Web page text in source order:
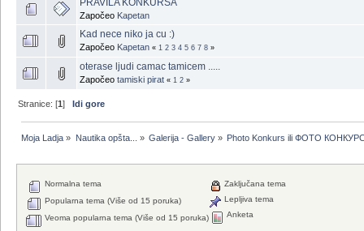
PRAVILA KONKURSA
Započeo Kapetan
Kad nece niko ja cu :)
Započeo Kapetan « 1 2 3 4 5 6 7 8 »
oterase ljudi camac tamicem .....
Započeo tamiski pirat « 1 2 »
Stranice: [1]Idi gore
Moja Ladja » Nautika opšta... » Galerija - Gallery» Photo Konkurs ili ФОТО
Normalna tema
Popularna tema (Više od 15 poruka)
Veoma popularna tema (Više od 15 poruka)
Zaključana tema
Lepljiva tema
Anketa